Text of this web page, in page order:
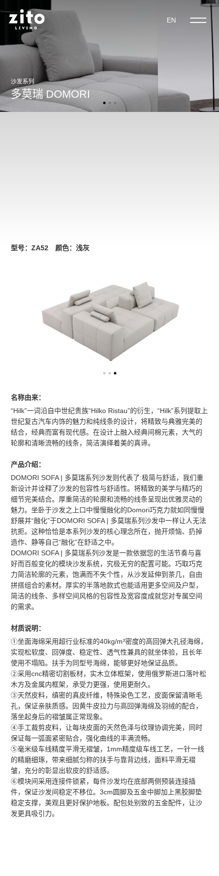
EN
沙发系列
多莫瑞 DOMORI
型号：ZA52 颜色：浅灰
名称由来：
“Hilk”一词沿自中世纪贵族“Hilko Ristau”的衍生，“Hilk”系列提取上
世纪复古汽车内饰的魅力和纯线条的设计，将精致与典雅完美的
结合，经典而富有现代感。在设计上融入经典间棉元素，大气的
轮廓和清晰流畅的线条，简洁演绎着美的真谛。
产品介绍：
DOMORI SOFA | 多莫瑞系列沙发则代表了:极简与舒适，我们重
新设计并诠释了沙发的包容性与舒适性。将精致的美学与精巧的
细节完美结合。厚重简洁的轮廓和流畅的线条呈现出优雅灵动的
魅力。坐卧于沙发之上口中慢慢融化的Domori巧克力就如同慢慢
舒展并“融化”于DOMORI SOFA | 多莫瑞系列沙发中一样让人无法
抗拒。这种恰恰是本系列沙发的核心理念所在，抛开烦恼、扔掉
造作、静等自己“融化”在舒适之中。
DOMORI SOFA | 多莫瑞系列沙发是一款依据您的生活节奏与喜
好而百般变化的模块沙发系统，究极无穷的配置可能。巧取巧克
力简洁轮廓的元素，饱满而不失个性，从沙发延伸到茶几，自由
拼搭组合的素材。厚实的半落地款式也能适用更多空间及户型，
简洁的线条、多样空间风格的包容性及宽容度成就您对专属空间
的需求。
材质说明：
①坐面海绵采用超行业标准的40kg/m³密度的高回弹大孔径海绵，
实现松软度、回弹度、稳定性、透气性兼具的就坐体验，且长年
使用不塌陷。扶手为同型号海绵，能够更好地保证品质。
②采用cnc精密切割板材，实木立体框架，使用俄罗斯进口落叶松
木方及金属内框架，承受力更强，使用更耐久。
③天然皮料，缜密的真皮纤维，特殊染色工艺，皮面保留清晰毛
孔，保证亲肤质感。因黄牛皮拉力与高回弹海绵及羽绒的配合，
落坐起身后的褶皱属正常现象。
④手工裁剪皮料，让每块皮面的天然色泽与纹理协调完美，同时
保证每一弧面紧密贴合，强化曲线的丰满流畅。
⑤毫米级车线精度平滑无褶皱，1mm精度级车线工艺，一针一线
的精磨细琢，带来细腻匀称的扶手与靠背边线，面料平滑无褶
皱，充分的彰显出软皮的舒适感。
⑥模块间采用连接件锁紧，每件沙发均在底部两侧预装连接插
件，保证沙发间稳定不移位。3cm圆脚及五金中脚加上黑胶脚垫
稳定支撑，美观且更好保护地板。配包处别致的五金配件，让沙
发更具吸引力。